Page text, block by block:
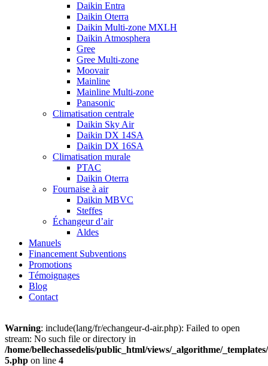
Daikin Entra
Daikin Oterra
Daikin Multi-zone MXLH
Daikin Atmosphera
Gree
Gree Multi-zone
Moovair
Mainline
Mainline Multi-zone
Panasonic
Climatisation centrale
Daikin Sky Air
Daikin DX 14SA
Daikin DX 16SA
Climatisation murale
PTAC
Daikin Oterra
Fournaise à air
Daikin MBVC
Steffes
Échangeur d’air
Aldes
Manuels
Financement Subventions
Promotions
Témoignages
Blog
Contact
Warning: include(lang/fr/echangeur-d-air.php): Failed to open
stream: No such file or directory in
/home/bellechassedelis/public_html/views/_algorithme/
5.php on line 4